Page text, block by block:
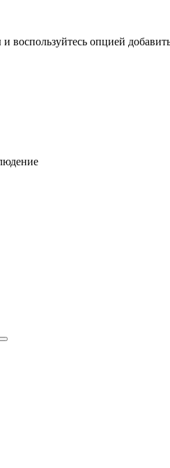
воспользуйтесь опцией